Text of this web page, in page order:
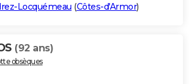
Locquémeau (Côtes-d'Armor)
(92 ans)
obsèques